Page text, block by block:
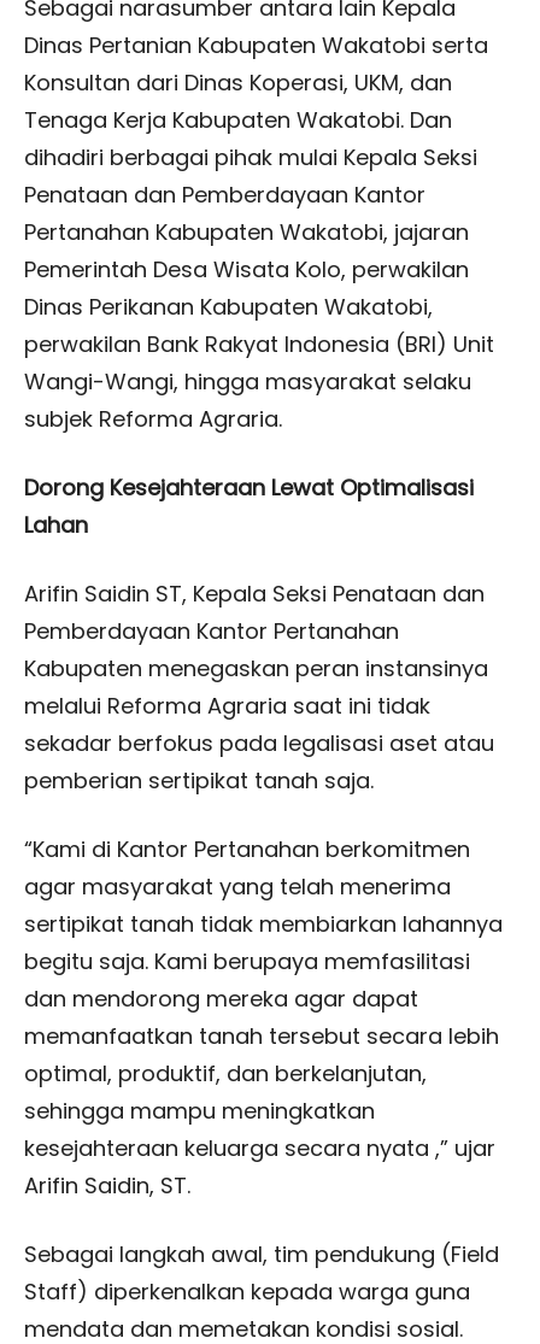
Sebagai narasumber antara lain Kepala
Dinas Pertanian Kabupaten Wakatobi serta
Konsultan dari Dinas Koperasi, UKM, dan
Tenaga Kerja Kabupaten Wakatobi. Dan
dihadiri berbagai pihak mulai Kepala Seksi
Penataan dan Pemberdayaan Kantor
Pertanahan Kabupaten Wakatobi, jajaran
Pemerintah Desa Wisata Kolo, perwakilan
Dinas Perikanan Kabupaten Wakatobi,
perwakilan Bank Rakyat Indonesia (BRI) Unit
Wangi-Wangi, hingga masyarakat selaku
subjek Reforma Agraria.
Dorong Kesejahteraan Lewat Optimalisasi
Lahan
Arifin Saidin ST, Kepala Seksi Penataan dan
Pemberdayaan Kantor Pertanahan
Kabupaten menegaskan peran instansinya
melalui Reforma Agraria saat ini tidak
sekadar berfokus pada legalisasi aset atau
pemberian sertipikat tanah saja.
“Kami di Kantor Pertanahan berkomitmen
agar masyarakat yang telah menerima
sertipikat tanah tidak membiarkan lahannya
begitu saja. Kami berupaya memfasilitasi
dan mendorong mereka agar dapat
memanfaatkan tanah tersebut secara lebih
optimal, produktif, dan berkelanjutan,
sehingga mampu meningkatkan
kesejahteraan keluarga secara nyata ,” ujar
Arifin Saidin, ST.
Sebagai langkah awal, tim pendukung (Field
Staff) diperkenalkan kepada warga guna
mendata dan memetakan kondisi sosial.